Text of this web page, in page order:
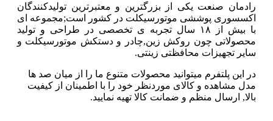
رادمان صنعت یکی از بزرگترین و معتبرترین تولیدکنندگان
اکسسوری پوششی موتورسیکلت در کشور است;مجموعه ای
با بیش از ۱۸ سال تجربه ی تخصصی در طراحی و تولید
محصولاتی چون روکش زین,چادر و دستکش موتورسیکلت و
سایر تجهیزات محافظتی زینتی.
در این پلتفرم میتوانید محصولات متنوع ما را از میان صد ها
مدل مشاهده و کالای موردنظر خود را با اطمینان از کیفیت
بالا, ارسال منظم و ضمانت کالا تهیه نمایید.